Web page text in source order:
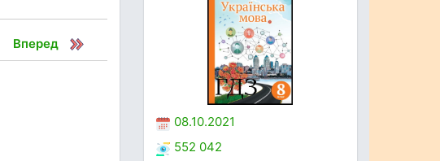
Вперед
08.10.2021
552 042